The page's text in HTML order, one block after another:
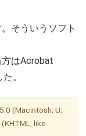
そういうソフト
はAcrobat
。
(Macintosh; U;
like